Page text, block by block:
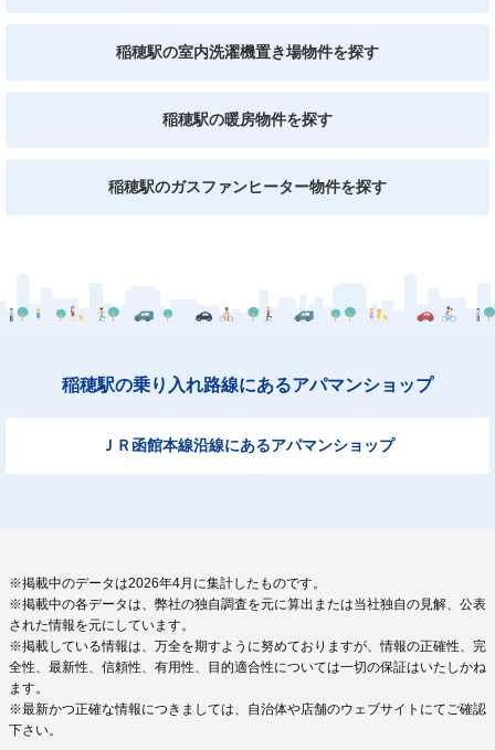
稲穂駅の室内洗濯機置き場物件を探す
稲穂駅の暖房物件を探す
稲穂駅のガスファンヒーター物件を探す
稲穂駅の乗り入れ路線にあるアパマンショップ
ＪＲ函館本線沿線にあるアパマンショップ
※掲載中のデータは2026年4月に集計したものです。
※掲載中の各データは、弊社の独自調査を元に算出または当社独自の見解、公表
された情報を元にしています。
※掲載している情報は、万全を期すように努めておりますが、情報の正確性、完
全性、最新性、信頼性、有用性、目的適合性については一切の保証はいたしかね
ます。
※最新かつ正確な情報につきましては、自治体や店舗のウェブサイトにてご確認
下さい。